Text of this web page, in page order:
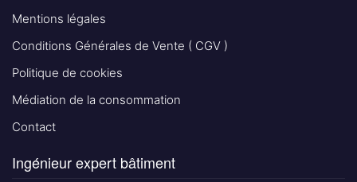
Mentions légales
Conditions Générales de Vente ( CGV )
Politique de cookies
Médiation de la consommation
Contact
Ingénieur expert bâtiment